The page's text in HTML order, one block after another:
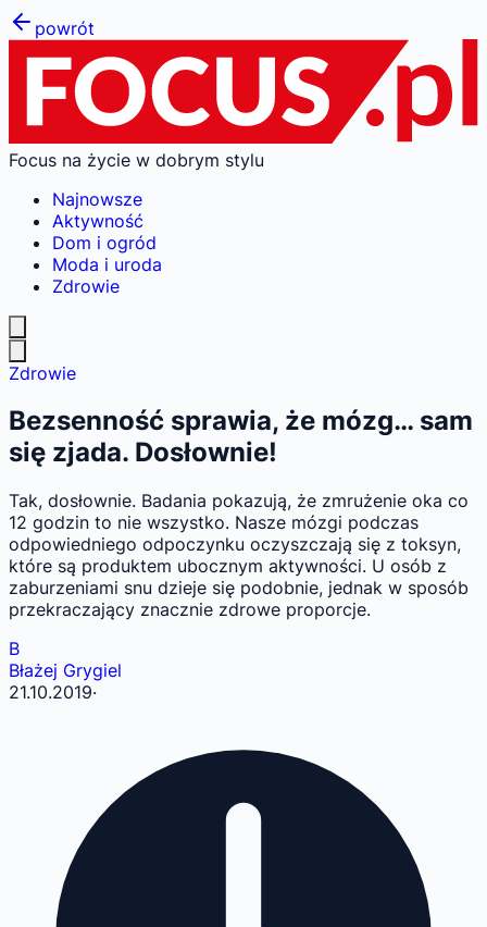
powrót
Focus na życie w dobrym stylu
Najnowsze
Aktywność
Dom i ogród
Moda i uroda
Zdrowie
Zdrowie
Bezsenność sprawia, że mózg… sam
się zjada. Dosłownie!
Tak, dosłownie. Badania pokazują, że zmrużenie oka co
12 godzin to nie wszystko. Nasze mózgi podczas
odpowiedniego odpoczynku oczyszczają się z toksyn,
które są produktem ubocznym aktywności. U osób z
zaburzeniami snu dzieje się podobnie, jednak w sposób
przekraczający znacznie zdrowe proporcje.
B
Błażej Grygiel
21.10.2019·